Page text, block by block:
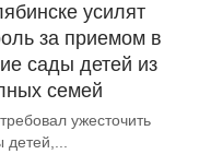
усилят
за приемом в
сады детей из
семей
ужесточить